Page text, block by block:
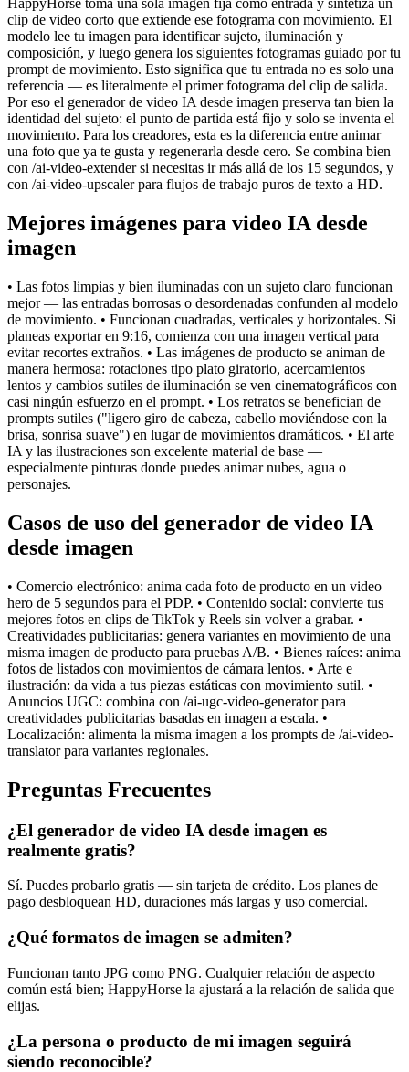
HappyHorse toma una sola imagen fija como entrada y sintetiza un
clip de video corto que extiende ese fotograma con movimiento. El
modelo lee tu imagen para identificar sujeto, iluminación y
composición, y luego genera los siguientes fotogramas guiado por tu
prompt de movimiento. Esto significa que tu entrada no es solo una
referencia — es literalmente el primer fotograma del clip de salida.
Por eso el generador de video IA desde imagen preserva tan bien la
identidad del sujeto: el punto de partida está fijo y solo se inventa el
movimiento. Para los creadores, esta es la diferencia entre animar
una foto que ya te gusta y regenerarla desde cero. Se combina bien
con /ai-video-extender si necesitas ir más allá de los 15 segundos, y
con /ai-video-upscaler para flujos de trabajo puros de texto a HD.
Mejores imágenes para video IA desde
imagen
• Las fotos limpias y bien iluminadas con un sujeto claro funcionan
mejor — las entradas borrosas o desordenadas confunden al modelo
de movimiento. • Funcionan cuadradas, verticales y horizontales. Si
planeas exportar en 9:16, comienza con una imagen vertical para
evitar recortes extraños. • Las imágenes de producto se animan de
manera hermosa: rotaciones tipo plato giratorio, acercamientos
lentos y cambios sutiles de iluminación se ven cinematográficos con
casi ningún esfuerzo en el prompt. • Los retratos se benefician de
prompts sutiles ("ligero giro de cabeza, cabello moviéndose con la
brisa, sonrisa suave") en lugar de movimientos dramáticos. • El arte
IA y las ilustraciones son excelente material de base —
especialmente pinturas donde puedes animar nubes, agua o
personajes.
Casos de uso del generador de video IA
desde imagen
• Comercio electrónico: anima cada foto de producto en un video
hero de 5 segundos para el PDP. • Contenido social: convierte tus
mejores fotos en clips de TikTok y Reels sin volver a grabar. •
Creatividades publicitarias: genera variantes en movimiento de una
misma imagen de producto para pruebas A/B. • Bienes raíces: anima
fotos de listados con movimientos de cámara lentos. • Arte e
ilustración: da vida a tus piezas estáticas con movimiento sutil. •
Anuncios UGC: combina con /ai-ugc-video-generator para
creatividades publicitarias basadas en imagen a escala. •
Localización: alimenta la misma imagen a los prompts de /ai-video-
translator para variantes regionales.
Preguntas Frecuentes
¿El generador de video IA desde imagen es
realmente gratis?
Sí. Puedes probarlo gratis — sin tarjeta de crédito. Los planes de
pago desbloquean HD, duraciones más largas y uso comercial.
¿Qué formatos de imagen se admiten?
Funcionan tanto JPG como PNG. Cualquier relación de aspecto
común está bien; HappyHorse la ajustará a la relación de salida que
elijas.
¿La persona o producto de mi imagen seguirá
siendo reconocible?